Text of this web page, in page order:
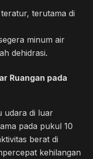
terutama di
minum air
dehidrasi.
Ruangan pada
udara di luar
pada pukul 10
berat di
kehilangan